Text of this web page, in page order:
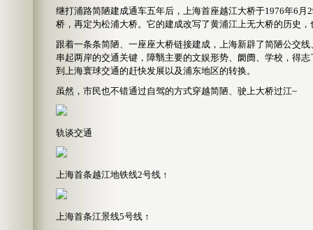
继打浦路简陋建成通车五年后，上海首座越江大桥于1976年6
桥，再定为松浦大桥。它的建成改写了黄浦江上无大桥的历史
跟着一条条简陋、一座座大桥链接建成，上海新辟了简陋公交
串起两岸的交通关键，障翳主要的文娱形势、阛阓、学校，得
到上海寰球交通的赶快发展以及浦东地区的转换。
虽然，市民也不错通过自驾的方式穿越简陋、驶上大桥过江~
轨谈交通
上海首条越江地铁线2号线 ↑
上海首条江景线5号线 ↑